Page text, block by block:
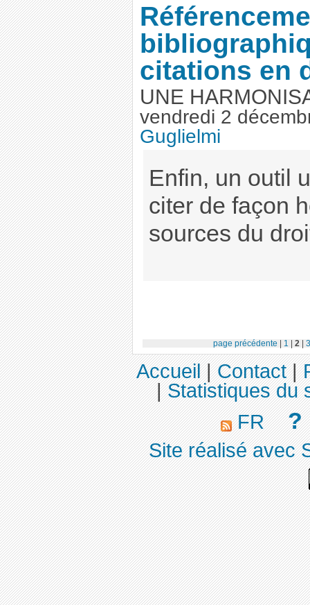
citations en
UNE
vendredi 2
Guglielmi
Enfin, un outil
citer de façon
sources du
page précédente 1 2 3
Accueil|Contact|
|Statistiques du
FR
?
Site réalisé avec